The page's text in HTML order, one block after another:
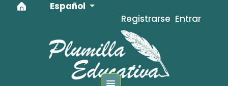
Ir al menú de navegación principal
Ir al contenido principal
Ir al pie de página del sitio
Idioma
Español
Registrarse Entrar